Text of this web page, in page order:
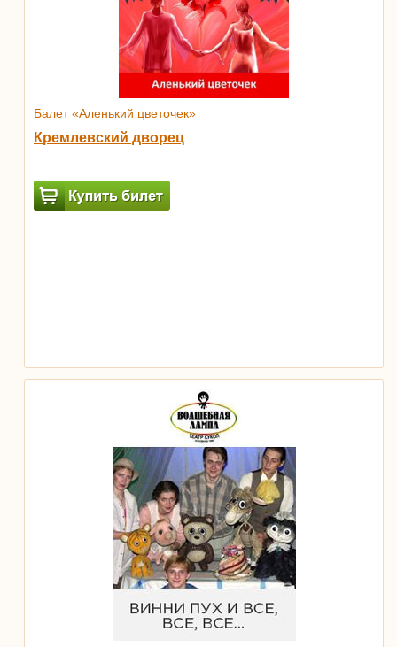
Балет «Аленький цветочек»
Кремлевский дворец